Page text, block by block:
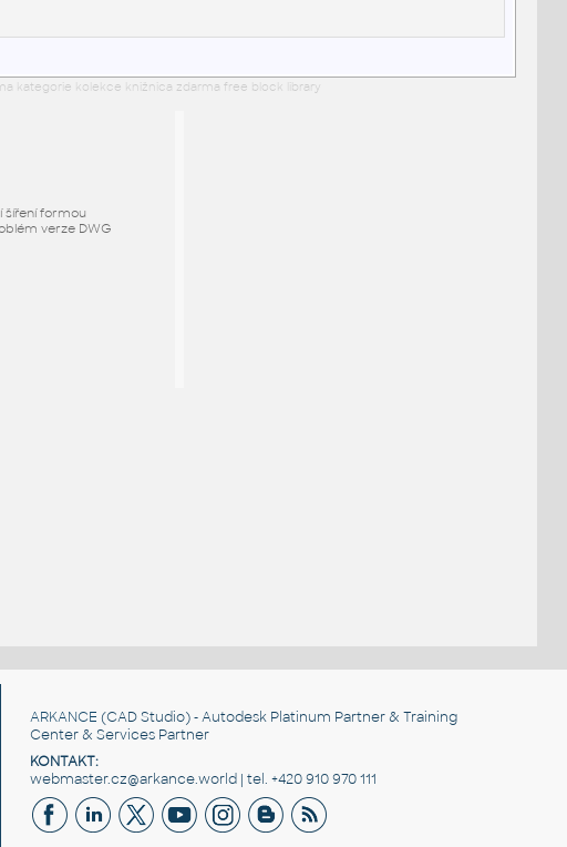
kategorie kolekce knižnica zdarma free block library
šíření formou
verze DWG
ARKANCE (CAD Studio) - Autodesk Platinum Partner & Training
Center & Services Partner
KONTAKT:
webmaster.cz@arkance.world | tel. +420 910 970 111